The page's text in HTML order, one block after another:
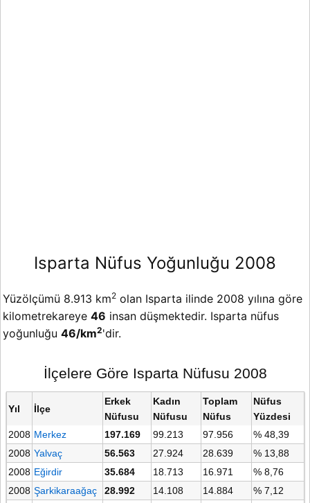
Isparta Nüfus Yoğunluğu 2008
Yüzölçümü 8.913 km2 olan Isparta ilinde 2008 yılına göre
kilometrekareye 46 insan düşmektedir. Isparta nüfus
yoğunluğu 46/km2'dir.
İlçelere Göre Isparta Nüfusu 2008
Yıl İlçe
Erkek
Nüfusu
Kadın
Nüfusu
Toplam
Nüfus
Nüfus
Yüzdesi
2008 Merkez 197.169 99.213 97.956
% 48,39
2008 Yalvaç 56.563 27.924 28.639
% 13,88
2008 Eğirdir 35.684 18.713 16.971
% 8,76
2008 Şarkikaraağaç 28.992 14.108 14.884
% 7,12